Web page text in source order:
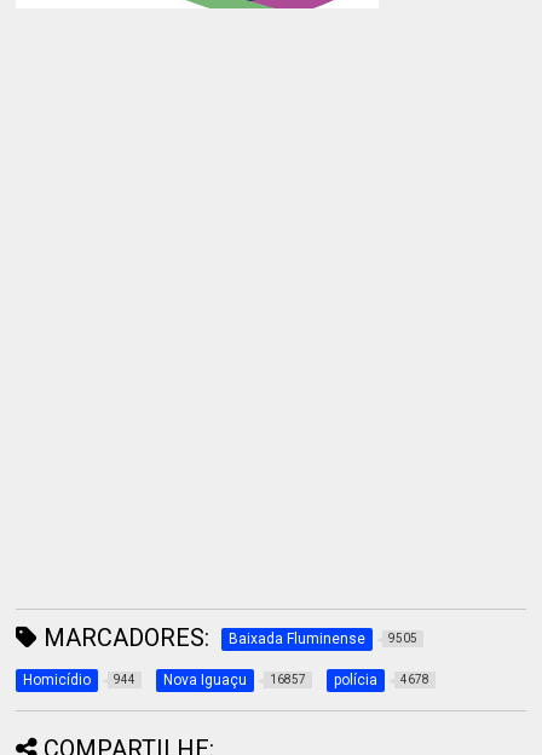
MARCADORES: Baixada Fluminense 9505
Homicídio 944 Nova Iguaçu 16857 polícia 4678
COMPARTILHE: